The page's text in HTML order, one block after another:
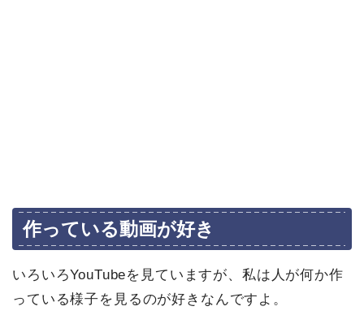
作っている動画が好き
いろいろYouTubeを見ていますが、私は人が何か作
っている様子を見るのが好きなんですよ。